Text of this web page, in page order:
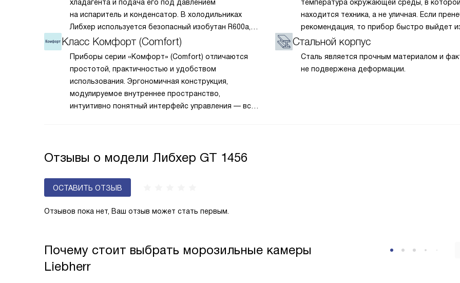
хладагента и подача его под давлением
на испаритель и конденсатор. В холодильниках
Либхер используется безопасный изобутан R600a,
который не вредит окружающей среде. Компрессор
Класс Комфорт (Comfort)
Приборы серии «Комфорт» (Comfort) отличаются
простотой, практичностью и удобством
использования. Эргономичная конструкция,
модулируемое внутреннее пространство,
интуитивно понятный интерфейс управления — все
добавляют комфорта.
температура окружающей среды, в которой
находится техника, а не уличная. Если
рекомендация, то прибор быстро выйдет из
Также температура влияет на качество
Стальной корпус
Сталь является прочным материалом и
не подвержена деформации.
Отзывы о модели Либхер GT 1456
ОСТАВИТЬ ОТЗЫВ
Отзывов пока нет, Ваш отзыв может стать первым.
Почему стоит выбрать морозильные камеры
Liebherr